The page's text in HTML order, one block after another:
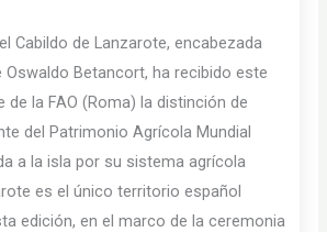
Cabildo de Lanzarote, encabezada
Oswaldo Betancort, ha recibido este
de la FAO (Roma) la distinción de
del Patrimonio Agrícola Mundial
a la isla por su sistema agrícola
es el único territorio español
edición, en el marco de la ceremonia